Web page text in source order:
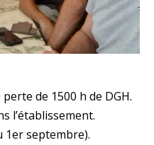
de 1500 h de DGH.
l’établissement.
1er septembre).